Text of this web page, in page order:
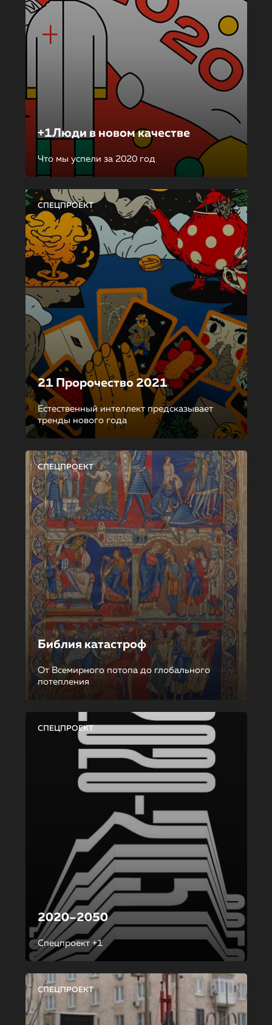
+1Люди в новом качестве
Что мы успели за 2020 год
СПЕЦПРОЕКТ
21 Пророчество 2021
Естественный интеллект предсказывает
тренды нового года
СПЕЦПРОЕКТ
Библия катастроф
От Всемирного потопа до глобального
потепления
СПЕЦПРОЕКТ
2020–2050
Спецпроект +1
СПЕЦПРОЕКТ